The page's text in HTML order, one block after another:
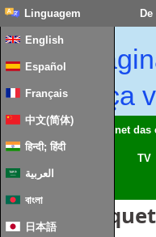
Linguagem
English
Español
Français
中文(简体)
हिन्दी; हिंदी
العربية
বাংলা
日本語
faça
Lar inteligente & Internet das
TV
Artigos